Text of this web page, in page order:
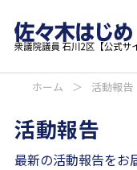
ホーム ＞ 活動報告
活動報告
最新の活動報告をお